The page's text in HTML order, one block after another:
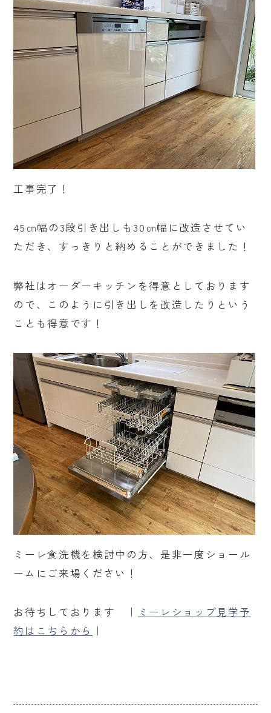
工事完了！
45㎝幅の3段引き出しも30㎝幅に改造させてい
ただき、すっきりと納めることができました！
弊社はオーダーキッチンを得意としております
ので、このように引き出しを改造したりという
ことも得意です！
ミーレ食洗機を検討中の方、是非一度ショール
ームにご来場ください！
お待ちしております ｜ ミーレショップ見学予
約はこちらから ｜